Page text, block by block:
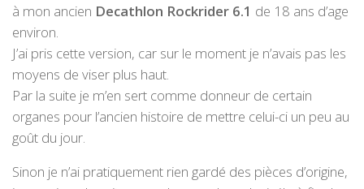
à mon ancien Decathlon Rockrider 6.1 de 18 ans d’age
environ.
J’ai pris cette version, car sur le moment je n’avais pas les
moyens de viser plus haut.
Par la suite je m’en sert comme donneur de certain
organes pour l’ancien histoire de mettre celui-ci un peu au
goût du jour.
Sinon je n’ai pratiquement rien gardé des pièces d’origine,